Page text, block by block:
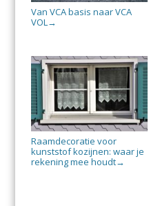
Van VCA basis naar VCA
VOL→
Raamdecoratie voor
kunststof kozijnen: waar je
rekening mee houdt→